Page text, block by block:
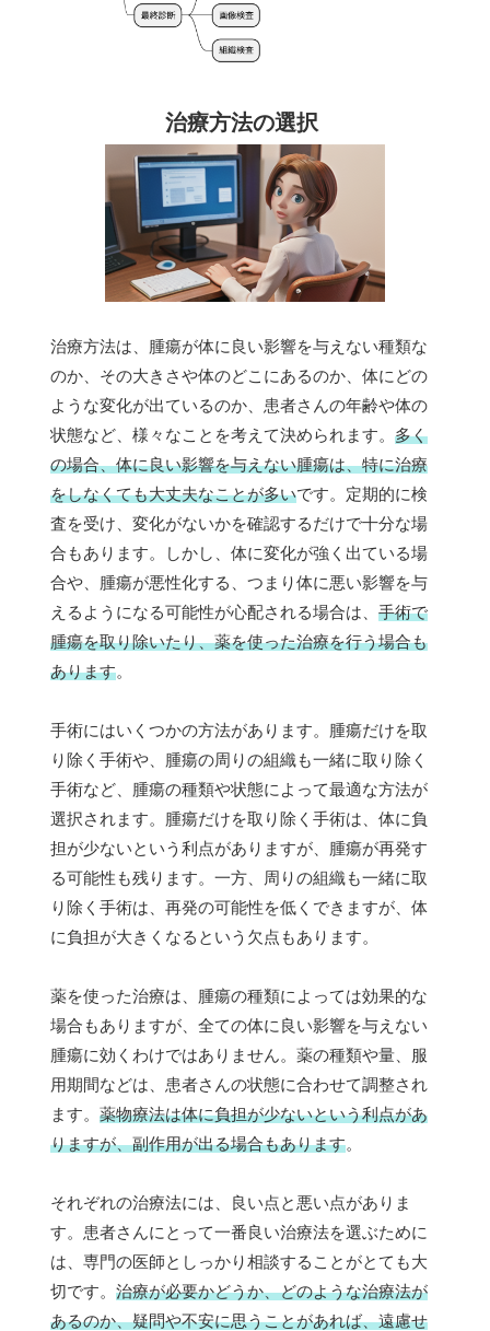
治療方法の選択
治療方法は、腫瘍が体に良い影響を与えない種類な
のか、その大きさや体のどこにあるのか、体にどの
ような変化が出ているのか、患者さんの年齢や体の
状態など、様々なことを考えて決められます。 多く
の場合、体に良い影響を与えない腫瘍は、特に治療
をしなくても大丈夫なことが多いです。定期的に検
査を受け、変化がないかを確認するだけで十分な場
合もあります。しかし、体に変化が強く出ている場
合や、腫瘍が悪性化する、つまり体に悪い影響を与
えるようになる可能性が心配される場合は、 手術で
腫瘍を取り除いたり、薬を使った治療を行う場合も
あります。
手術にはいくつかの方法があります。腫瘍だけを取
り除く手術や、腫瘍の周りの組織も一緒に取り除く
手術など、腫瘍の種類や状態によって最適な方法が
選択されます。腫瘍だけを取り除く手術は、体に負
担が少ないという利点がありますが、腫瘍が再発す
る可能性も残ります。一方、周りの組織も一緒に取
り除く手術は、再発の可能性を低くできますが、体
に負担が大きくなるという欠点もあります。
薬を使った治療は、腫瘍の種類によっては効果的な
場合もありますが、全ての体に良い影響を与えない
腫瘍に効くわけではありません。薬の種類や量、服
用期間などは、患者さんの状態に合わせて調整され
ます。 薬物療法は体に負担が少ないという利点があ
りますが、副作用が出る場合もあります。
それぞれの治療法には、良い点と悪い点がありま
す。患者さんにとって一番良い治療法を選ぶために
は、専門の医師としっかり相談することがとても大
切です。 治療が必要かどうか、どのような治療法が
あるのか、疑問や不安に思うことがあれば、遠慮せ